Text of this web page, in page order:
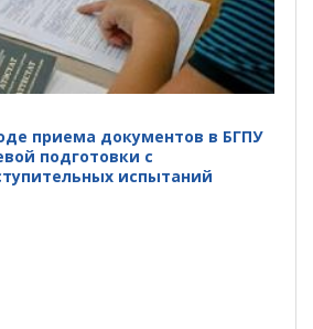
приема документов в БГПУ
подготовки с
испытаний